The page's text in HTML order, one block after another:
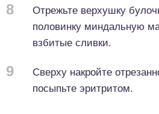
8
Отрежьте верхушку
половинку миндальную
взбитые сливки.
9
Сверху накройте
посыпьте эритритом.